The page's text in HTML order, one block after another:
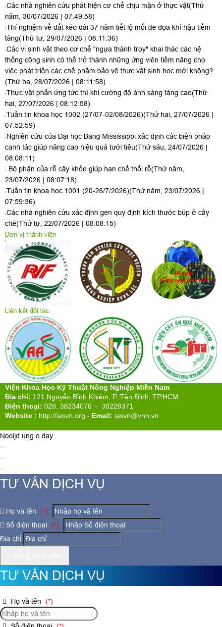
Các nhà nghiên cứu phát hiện cơ chế chịu mặn ở thực vật(Thứ
năm, 30/07/2026 | 07:49:58)
Thí nghiệm về đất kéo dài 37 năm tiết lộ mối đe dọa khí hậu tiềm
tàng(Thứ tư, 29/07/2026 | 08:11:36)
Các vi sinh vật theo cơ chế "ngựa thành troy" khai thác các hệ
thống cộng sinh có thể trở thành những ứng viên tiềm năng cho
việc phát triển các chế phẩm bảo vệ thực vật sinh học mới không?
(Thứ ba, 28/07/2026 | 08:11:58)
Thực vật phản ứng tức thì khi cường độ ánh sáng tăng cao(Thứ
hai, 27/07/2026 | 08:12:58)
Tuần tin khoa học 1002 (27/07-02/08/2026)(Thứ hai, 27/07/2026 |
07:52:59)
Nghiên cứu của Đại học Bang Mississippi xác định các biện pháp
canh tác giúp nâng cao hiệu quả tưới tiêu(Thứ sáu, 24/07/2026 |
08:08:11)
Bộ phận của rễ cây khỏe giúp hạn chế thối rễ(Thứ năm,
23/07/2026 | 08:07:18)
Tuần tin khoa học 1001 (20-26/7/2026)(Thứ năm, 23/07/2026 |
07:59:36)
Các nhà nghiên cứu xác định gen quy định kích thước búp ở cây
chè(Thứ tư, 22/07/2026 | 08:08:15)
Đơn vị thành viên
Liên kết đối tác
Viện Khoa Học Kỹ Thuật Nông Nghiệp Miền Nam
Địa chỉ: 121 Nguyễn Bỉnh Khiêm, P. Tân Định, TP.HCM
Điện thoại: 028. 38234076 – 38228371
Website : http://iasvn.org - Email: iasvn@vnn.vn
Nooijd ung o day
TƯ VẤN DỊCH VỤ
Họ và tên
(*)
Số điện thoại
(*)
Địa chỉ
TƯ VẤN DỊCH VỤ
Họ và tên (*)